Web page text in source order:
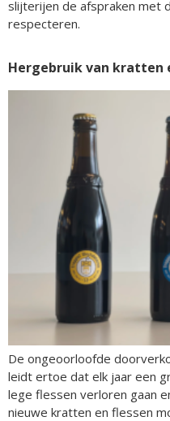
slijterijen de afspraken met
respecteren.
Hergebruik van kratten
De ongeoorloofde
leidt ertoe dat elk jaar een
lege flessen verloren gaan
nieuwe kratten en flessen